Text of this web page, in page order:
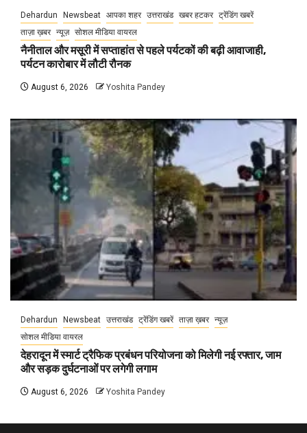
Dehardun Newsbeat आपका शहर उत्तराखंड खबर हटकर ट्रेंडिंग खबरें
ताज़ा ख़बर न्यूज़ सोशल मीडिया वायरल
नैनीताल और मसूरी में सप्ताहांत से पहले पर्यटकों की बढ़ी आवाजाही,
पर्यटन कारोबार में लौटी रौनक
August 6, 2026 Yoshita Pandey
Dehardun Newsbeat उत्तराखंड ट्रेंडिंग खबरें ताज़ा ख़बर न्यूज़
सोशल मीडिया वायरल
देहरादून में स्मार्ट ट्रैफिक प्रबंधन परियोजना को मिलेगी नई रफ्तार, जाम
और सड़क दुर्घटनाओं पर लगेगी लगाम
August 6, 2026 Yoshita Pandey